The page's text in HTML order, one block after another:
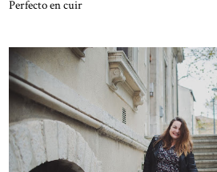
Perfecto en cuir